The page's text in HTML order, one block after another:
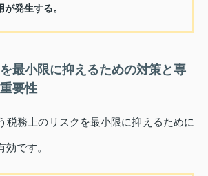
発生する。
最小限に抑えるための対策と専
要性
税務上のリスクを最小限に抑えるために
です。